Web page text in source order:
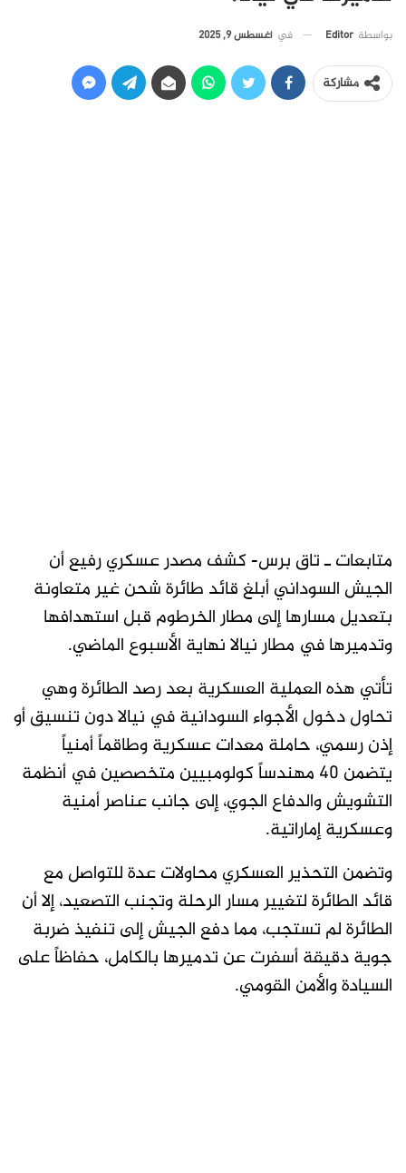
بواسطة Editor في أغسطس 9, 2025
مشاركة
متابعات ـ تاق برس- كشف مصدر عسكري رفيع أن
الجيش السوداني أبلغ قائد طائرة شحن غير متعاونة
بتعديل مسارها إلى مطار الخرطوم قبل استهدافها
وتدميرها في مطار نيالا نهاية الأسبوع الماضي.
تأتي هذه العملية العسكرية بعد رصد الطائرة وهي
تحاول دخول الأجواء السودانية في نيالا دون تنسيق أو
إذن رسمي، حاملة معدات عسكرية وطاقماً أمنياً
يتضمن 40 مهندساً كولومبيين متخصصين في أنظمة
التشويش والدفاع الجوي، إلى جانب عناصر أمنية
وعسكرية إماراتية.
وتضمن التحذير العسكري محاولات عدة للتواصل مع
قائد الطائرة لتغيير مسار الرحلة وتجنب التصعيد، إلا أن
الطائرة لم تستجب، مما دفع الجيش إلى تنفيذ ضربة
جوية دقيقة أسفرت عن تدميرها بالكامل، حفاظاً على
السيادة والأمن القومي.